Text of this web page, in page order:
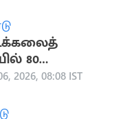
80
2026, 08:08 IST